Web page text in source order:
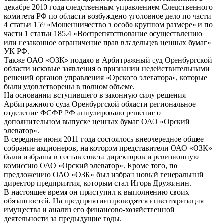
декабре 2010 года следственным управлением Следственного
комитета РФ по области возбуждено уголовное дело по части
4 статьи 159 «Мошенничество в особо крупном размере» и по
части 1 статьи 185.4 «Воспрепятствование осуществлению
или незаконное ограничение прав владельцев ценных бумаг»
УК РФ.
Также ОАО «ОЗК» подало в Арбитражный суд Оренбургской
области исковые заявления о признании недействительными
решений органов управления «Орского элеватора», которые
были удовлетворены в полном объеме.
На основании вступившего в законную силу решения
Арбитражного суда Оренбургской области региональное
отделение ФСФР РФ аннулировало решение о
дополнительном выпуске ценных бумаг ОАО «Орский
элеватор».
В середине июня 2011 года состоялось внеочередное общее
собрание акционеров, на котором представители ОАО «ОЗК»
были избраны в состав совета директоров и ревизионную
комиссию ОАО «Орский элеватор». Кроме того, по
предложению ОАО «ОЗК» был избран новый генеральный
директор предприятия, которым стал Игорь Дружинин.
В настоящее время он приступил к выполнению своих
обязанностей. На предприятии проводятся инвентаризация
имущества и анализ его финансово-хозяйственной
деятельности за предыдущие годы.